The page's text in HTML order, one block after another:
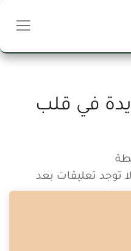
في قلب
لا توجد تعليقات بعد